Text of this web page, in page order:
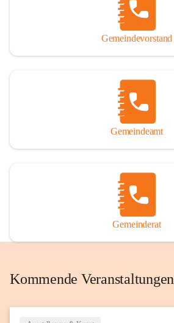
Gemeindevorstand
Gemeindeamt
Gemeinderat
Kommende Veranstaltungen